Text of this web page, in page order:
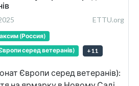
ETTU.org
(Россия)
серед ветеранів)
+11
Європи серед ветеранів):